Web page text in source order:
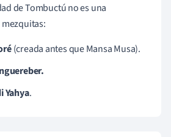
de Tombuctú no es una
(creada antes que Mansa Musa).
Yahya.